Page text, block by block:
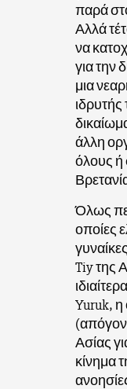
παρά
Αλλά
να
για την
μια
ιδρυτής
άλλη
όλους ή
Όλως
οποίες
Tiy της
Yuruk, η
Ασίας
κίνημα